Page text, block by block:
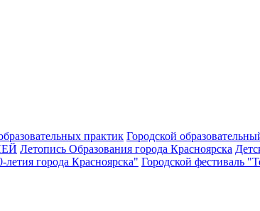
практик Городской
Летопись Образования города Красноярска
города Красноярска" Городской фестиваль